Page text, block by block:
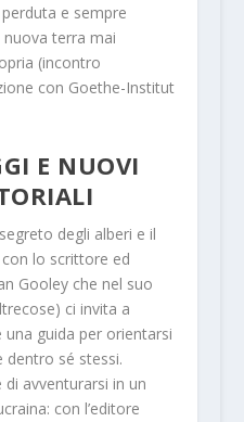
e sempre
nuova terra mai
(incontro
con Goethe-Institut
E NUOVI
degli alberi e il
lo scrittore ed
Gooleyche nel suo
ci invita a
guida per orientarsi
sé stessi.
di avventurarsi in un
con l’editore